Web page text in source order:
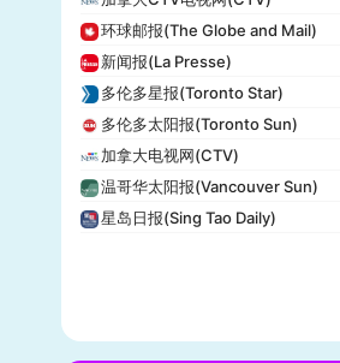
美国广播公司(ABC)
美国新闻与世界报道(U.S. News)
CBS Sports
全国广播公司(NBC)
The Verge
PCMag
休斯顿纪事报(Houston Chronicle)
赫芬顿邮报(Huffpost)
环球邮报(The Globe and Mail)
新闻报(La Presse)
多伦多星报(Toronto Star)
多伦多太阳报(Toronto Sun)
加拿大电视网(CTV)
温哥华太阳报(Vancouver Sun)
星岛日报(Sing Tao Daily)